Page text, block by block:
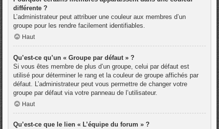
différente ?
L’administrateur peut attribuer une couleur aux membres d’un
groupe pour les rendre facilement identifiables.
Haut
Qu’est-ce qu’un « Groupe par défaut » ?
Si vous êtes membre de plus d’un groupe, celui par défaut est
utilisé pour déterminer le rang et la couleur de groupe affichés par
défaut. L’administrateur peut vous permettre de changer votre
groupe par défaut via votre panneau de l’utilisateur.
Haut
Qu’est-ce que le lien « L’équipe du forum » ?